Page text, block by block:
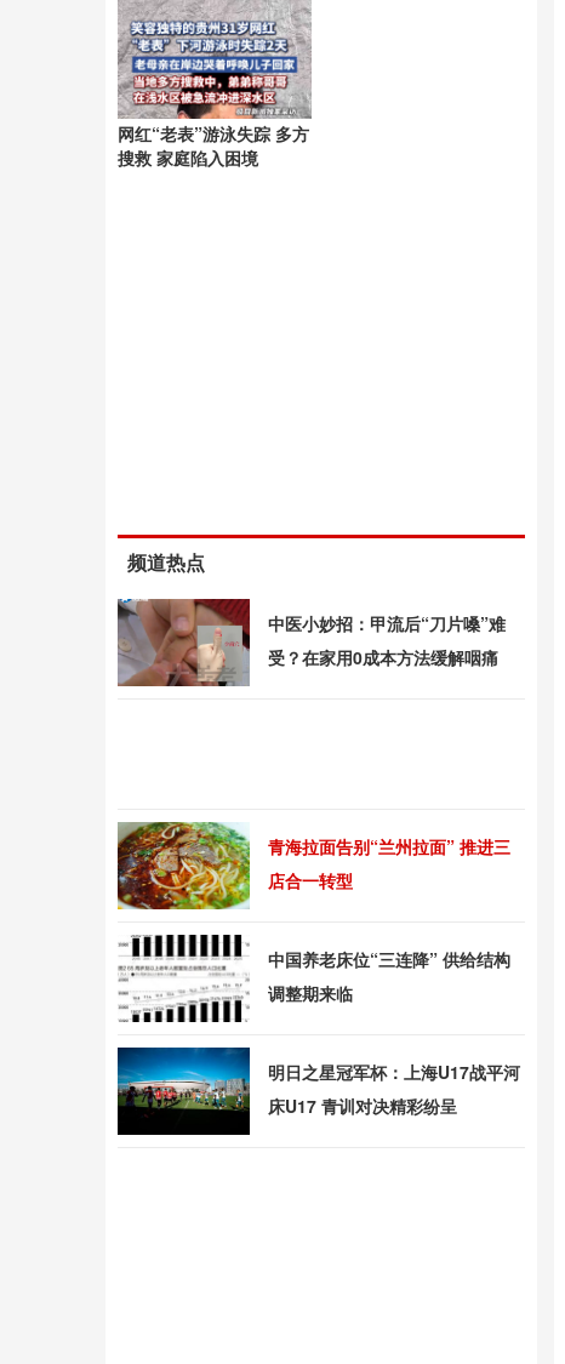
网红“老表”游泳失踪 多方
搜救 家庭陷入困境
频道热点
中医小妙招：甲流后“刀片嗓”难
受？在家用0成本方法缓解咽痛
青海拉面告别“兰州拉面” 推进三
店合一转型
中国养老床位“三连降” 供给结构
调整期来临
明日之星冠军杯：上海U17战平河
床U17 青训对决精彩纷呈